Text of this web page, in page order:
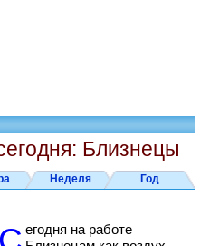
Близнецы
Неделя Год